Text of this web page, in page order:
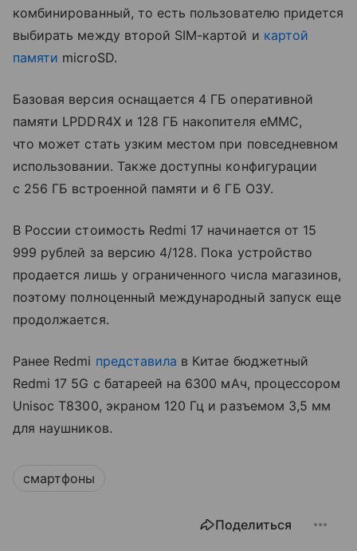
комбинированный, то есть пользователю придется
выбирать между второй SIM-картой и картой
памяти microSD.
Базовая версия оснащается 4 ГБ оперативной
памяти LPDDR4X и 128 ГБ накопителя eMMC,
что может стать узким местом при повседневном
использовании. Также доступны конфигурации
с 256 ГБ встроенной памяти и 6 ГБ ОЗУ.
В России стоимость Redmi 17 начинается от 15
999 рублей за версию 4/128. Пока устройство
продается лишь у ограниченного числа магазинов,
поэтому полноценный международный запуск еще
продолжается.
Ранее Redmi представила в Китае бюджетный
Redmi 17 5G с батареей на 6300 мАч, процессором
Unisoc T8300, экраном 120 Гц и разъемом 3,5 мм
для наушников.
смартфоны
Поделиться